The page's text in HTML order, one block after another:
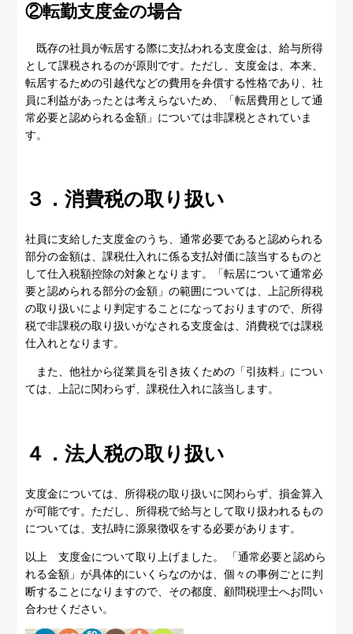
②転勤支度金の場合
既存の社員が転居する際に支払われる支度金は、給与所得
として課税されるのが原則です。ただし、支度金は、本来、
転居するための引越代などの費用を弁償する性格であり、社
員に利益があったとは考えらないため、「転居費用として通
常必要と認められる金額」については非課税とされていま
す。
３．消費税の取り扱い
社員に支給した支度金のうち、通常必要であると認められる
部分の金額は、課税仕入れに係る支払対価に該当するものと
して仕入税額控除の対象となります。「転居について通常必
要と認められる部分の金額」の範囲については、上記所得税
の取り扱いにより判定することになっておりますので、所得
税で非課税の取り扱いがなされる支度金は、消費税では課税
仕入れとなります。
また、他社から従業員を引き抜くための「引抜料」につい
ては、上記に関わらず、課税仕入れに該当します。
４．法人税の取り扱い
支度金については、所得税の取り扱いに関わらず、損金算入
が可能です。ただし、所得税で給与として取り扱われるもの
については、支払時に源泉徴収をする必要があります。
以上 支度金について取り上げました。 「通常必要と認めら
れる金額」が具体的にいくらなのかは、個々の事例ごとに判
断することになりますので、その都度、顧問税理士へお問い
合わせください。